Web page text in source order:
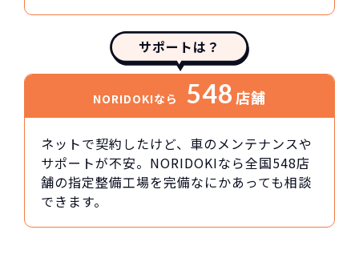
サポートは？
NORIDOKIなら 548 店舗
ネットで契約したけど、車のメンテナンスや
サポートが不安。NORIDOKIなら全国548店
舗の指定整備工場を完備なにかあっても相談
できます。